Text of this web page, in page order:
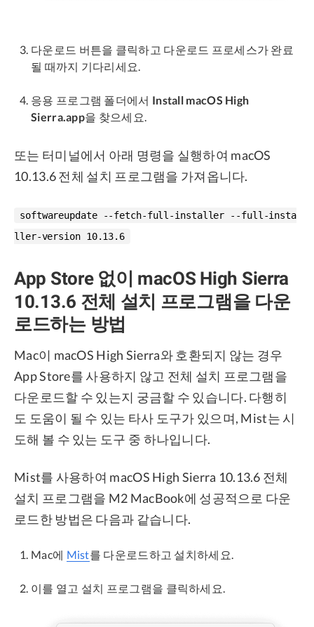
다운로드 버튼을 클릭하고 다운로드 프로세스가 완료
될 때까지 기다리세요.
응용 프로그램 폴더에서 Install macOS High
Sierra.app을 찾으세요.
또는 터미널에서 아래 명령을 실행하여 macOS
10.13.6 전체 설치 프로그램을 가져옵니다.
softwareupdate --fetch-full-installer --full-insta
ller-version 10.13.6
App Store 없이 macOS High Sierra
10.13.6 전체 설치 프로그램을 다운
로드하는 방법
Mac이 macOS High Sierra와 호환되지 않는 경우
App Store를 사용하지 않고 전체 설치 프로그램을
다운로드할 수 있는지 궁금할 수 있습니다. 다행히
도 도움이 될 수 있는 타사 도구가 있으며, Mist는 시
도해 볼 수 있는 도구 중 하나입니다.
Mist를 사용하여 macOS High Sierra 10.13.6 전체
설치 프로그램을 M2 MacBook에 성공적으로 다운
로드한 방법은 다음과 같습니다.
Mac에 Mist를 다운로드하고 설치하세요.
이를 열고 설치 프로그램을 클릭하세요.